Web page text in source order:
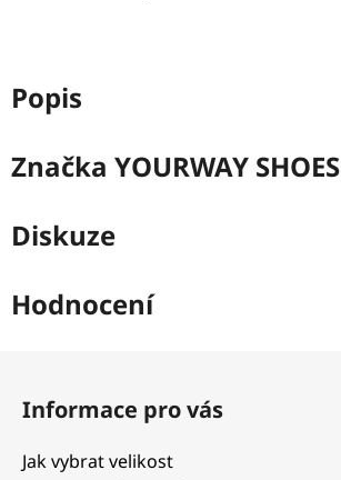
Popis
Značka YOURWAY SHOES
Diskuze
Hodnocení
Informace pro vás
Jak vybrat velikost